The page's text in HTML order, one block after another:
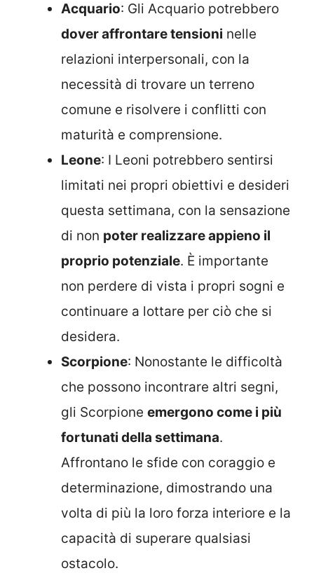
Acquario: Gli Acquario potrebbero
dover affrontare tensioni nelle
relazioni interpersonali, con la
necessità di trovare un terreno
comune e risolvere i conflitti con
maturità e comprensione.
Leone: I Leoni potrebbero sentirsi
limitati nei propri obiettivi e desideri
questa settimana, con la sensazione
di non poter realizzare appieno il
proprio potenziale. È importante
non perdere di vista i propri sogni e
continuare a lottare per ciò che si
desidera.
Scorpione: Nonostante le difficoltà
che possono incontrare altri segni,
gli Scorpione emergono come i più
fortunati della settimana.
Affrontano le sfide con coraggio e
determinazione, dimostrando una
volta di più la loro forza interiore e la
capacità di superare qualsiasi
ostacolo.